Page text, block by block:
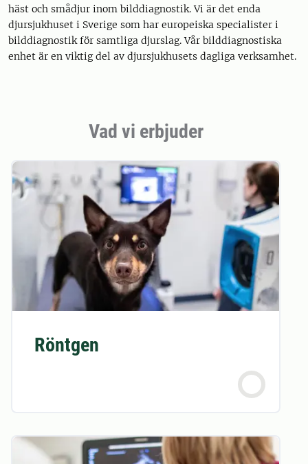
häst och smådjur inom bilddiagnostik. Vi är det enda
djursjukhuset i Sverige som har europeiska specialister i
bilddiagnostik för samtliga djurslag. Vår bilddiagnostiska
enhet är en viktig del av djursjukhusets dagliga verksamhet.
Vad vi erbjuder
Röntgen